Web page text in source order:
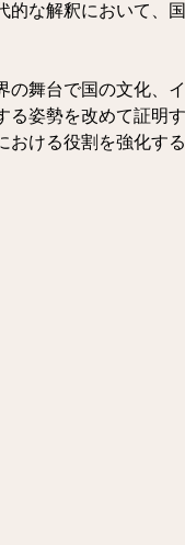
的な解釈において、
の舞台で国の文化、
る姿勢を改めて証明
おける役割を強化す